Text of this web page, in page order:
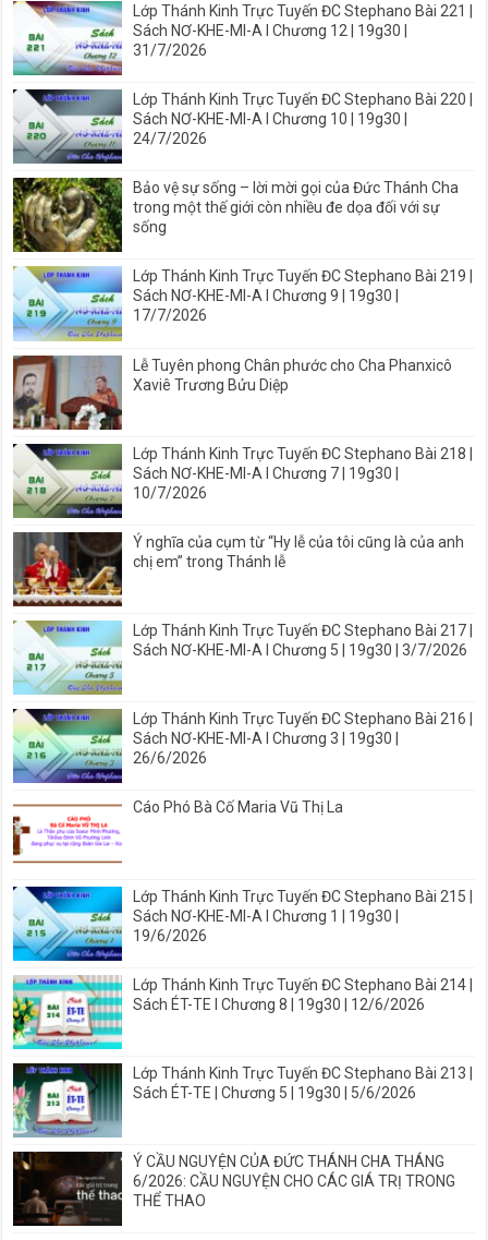
Lớp Thánh Kinh Trực Tuyến ĐC Stephano Bài 221 |
Sách NƠ-KHE-MI-A I Chương 12 | 19g30 |
31/7/2026
Lớp Thánh Kinh Trực Tuyến ĐC Stephano Bài 220 |
Sách NƠ-KHE-MI-A I Chương 10 | 19g30 |
24/7/2026
Bảo vệ sự sống – lời mời gọi của Đức Thánh Cha
trong một thế giới còn nhiều đe dọa đối với sự
sống
Lớp Thánh Kinh Trực Tuyến ĐC Stephano Bài 219 |
Sách NƠ-KHE-MI-A I Chương 9 | 19g30 |
17/7/2026
Lễ Tuyên phong Chân phước cho Cha Phanxicô
Xaviê Trương Bửu Diệp
Lớp Thánh Kinh Trực Tuyến ĐC Stephano Bài 218 |
Sách NƠ-KHE-MI-A I Chương 7 | 19g30 |
10/7/2026
Ý nghĩa của cụm từ “Hy lễ của tôi cũng là của anh
chị em” trong Thánh lễ
Lớp Thánh Kinh Trực Tuyến ĐC Stephano Bài 217 |
Sách NƠ-KHE-MI-A I Chương 5 | 19g30 | 3/7/2026
Lớp Thánh Kinh Trực Tuyến ĐC Stephano Bài 216 |
Sách NƠ-KHE-MI-A I Chương 3 | 19g30 |
26/6/2026
Cáo Phó Bà Cố Maria Vũ Thị La
Lớp Thánh Kinh Trực Tuyến ĐC Stephano Bài 215 |
Sách NƠ-KHE-MI-A I Chương 1 | 19g30 |
19/6/2026
Lớp Thánh Kinh Trực Tuyến ĐC Stephano Bài 214 |
Sách ÉT-TE I Chương 8 | 19g30 | 12/6/2026
Lớp Thánh Kinh Trực Tuyến ĐC Stephano Bài 213 |
Sách ÉT-TE | Chương 5 | 19g30 | 5/6/2026
Ý CẦU NGUYỆN CỦA ĐỨC THÁNH CHA THÁNG
6/2026: CẦU NGUYỆN CHO CÁC GIÁ TRỊ TRONG
THỂ THAO